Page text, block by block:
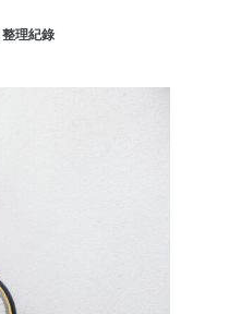
整理紀錄